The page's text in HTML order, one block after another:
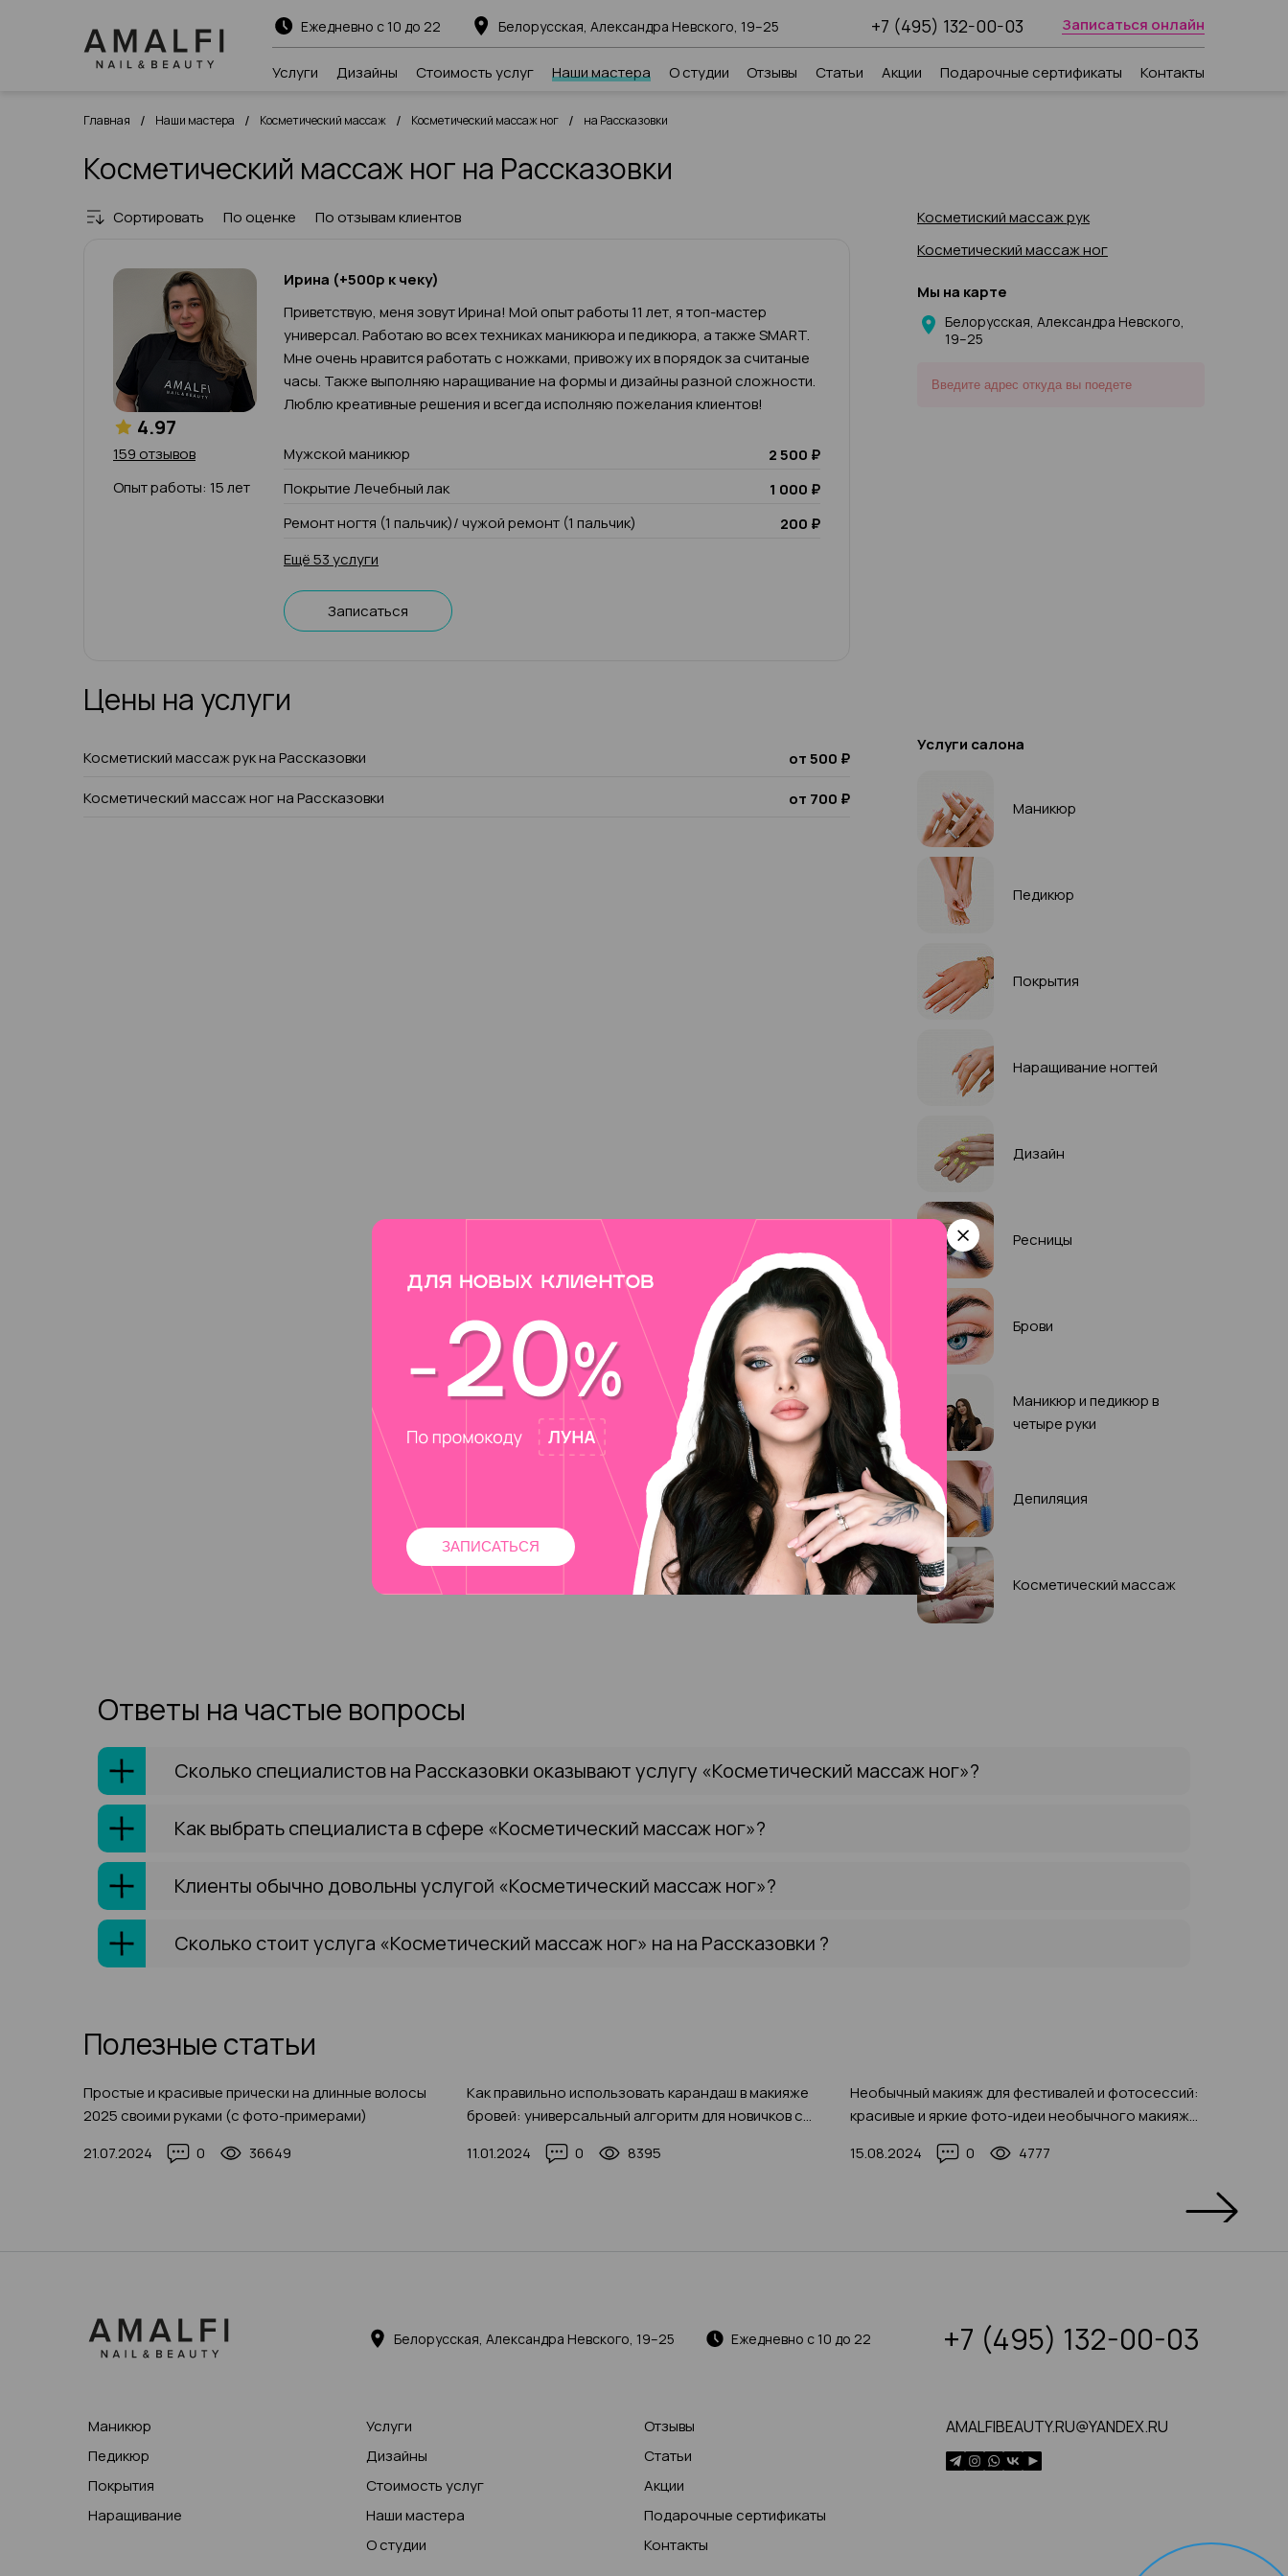
Ежедневно с 10 до 22 Белорусская, Александра Невского, 19–25 +7 (495) 132-00-03 Записаться онлайн
Услуги Дизайны Стоимость услуг Наши мастера О студии Отзывы Статьи Акции Подарочные сертификаты Контакты
Главная / Наши мастера / Косметический массаж / Косметический массаж ног / на Рассказовки
Косметический массаж ног на Рассказовки
Сортировать По оценке По отзывам клиентов
4.97
159 отзывов
Опыт работы: 15 лет
Ирина (+500р к чеку)
Приветствую, меня зовут Ирина! Мой опыт работы 11 лет, я топ-мастер
универсал. Работаю во всех техниках маникюра и педикюра, а также SMART.
Мне очень нравится работать с ножками, привожу их в порядок за считаные
часы. Также выполняю наращивание на формы и дизайны разной сложности.
Люблю креативные решения и всегда исполняю пожелания клиентов!
Мужской маникюр
2 500 ₽
Покрытие Лечебный лак
1 000 ₽
Ремонт ногтя (1 пальчик)/ чужой ремонт (1 пальчик)
200 ₽
Ещё 53 услуги
Записаться
Цены на услуги
Косметиский массаж рук на Рассказовки
от 500 ₽
Косметический массаж ног на Рассказовки
от 700 ₽
Косметиский массаж рук
Косметический массаж ног
Мы на карте
Белорусская, Александра Невского,
19–25
Услуги салона
Маникюр
Педикюр
Покрытия
Наращивание ногтей
Дизайн
Ресницы
Брови
Маникюр и педикюр в
четыре руки
Депиляция
Косметический массаж
Ответы на частые вопросы
Сколько специалистов на Рассказовки оказывают услугу «Косметический массаж ног»?
Как выбрать специалиста в сфере «Косметический массаж ног»?
Клиенты обычно довольны услугой «Косметический массаж ног»?
Сколько стоит услуга «Косметический массаж ног» на на Рассказовки ?
Полезные статьи
Простые и красивые прически на длинные волосы
2025 своими руками (с фото-примерами)
21.07.2024
0 36649
Как правильно использовать карандаш в макияже
бровей: универсальный алгоритм для новичков с
11.01.2024 0 8395
Необычный макияж для фестивалей и фотосессий:
красивые и яркие фото-идеи необычного макияжа
15.08.2024 0 4777
Белорусская, Александра Невского, 19–25 Ежедневно с 10 до 22 +7 (495) 132-00-03
Маникюр
Педикюр
Покрытия
Наращивание
Услуги
Дизайны
Стоимость услуг
Наши мастера
О студии
Отзывы
Статьи
Акции
Подарочные сертификаты
Контакты
AMALFIBEAUTY.RU@YANDEX.RU
ЗАПИСАТЬСЯ